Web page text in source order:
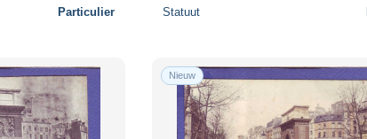
Particulier Statuut
Nieuw